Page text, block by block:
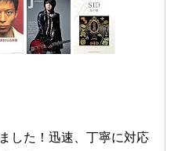
した！迅速、丁寧に対応